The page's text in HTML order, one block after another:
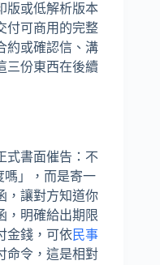
版或低解析版本
付可商用的完整
約或確認信、溝
份東西在後續
式書面催告：不
嗎」，而是寄一
，讓對方知道你
，明確給出期限
金錢，可依 民事
命令，這是相對